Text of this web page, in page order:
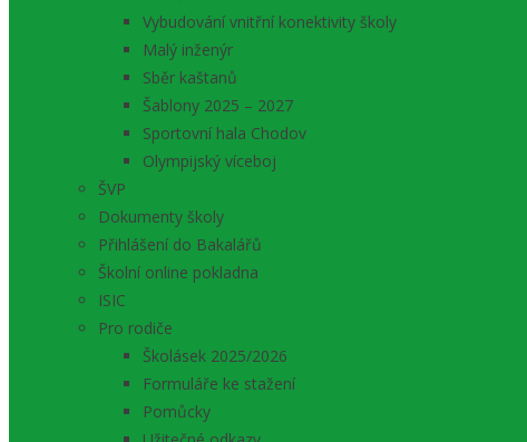
Vybudování vnitřní konektivity školy
Malý inženýr
Sběr kaštanů
Šablony 2025 – 2027
Sportovní hala Chodov
Olympijský víceboj
ŠVP
Dokumenty školy
Přihlášení do Bakalářů
Školní online pokladna
ISIC
Pro rodiče
Školásek 2025/2026
Formuláře ke stažení
Pomůcky